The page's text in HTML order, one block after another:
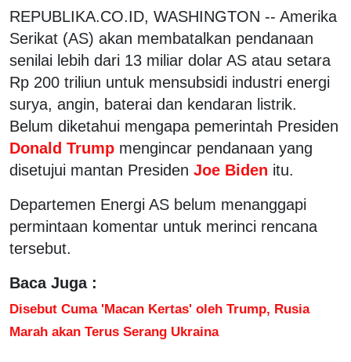
REPUBLIKA.CO.ID, WASHINGTON -- Amerika
Serikat (AS) akan membatalkan pendanaan
senilai lebih dari 13 miliar dolar AS atau setara
Rp 200 triliun untuk mensubsidi industri energi
surya, angin, baterai dan kendaran listrik.
Belum diketahui mengapa pemerintah Presiden
Donald Trump mengincar pendanaan yang
disetujui mantan Presiden Joe Biden itu.
Departemen Energi AS belum menanggapi
permintaan komentar untuk merinci rencana
tersebut.
Baca Juga :
Disebut Cuma 'Macan Kertas' oleh Trump, Rusia
Marah akan Terus Serang Ukraina